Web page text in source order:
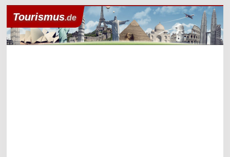
Tourismus.de